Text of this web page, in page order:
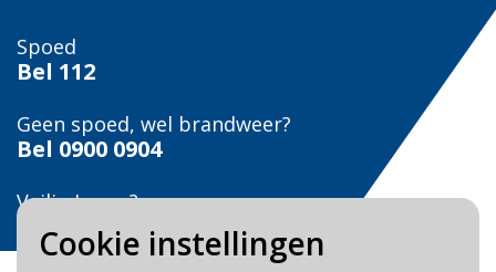
Cookie instellingen
Spoed
Bel 112
Geen spoed, wel brandweer?
Bel 0900 0904
Veilig Leven?
Bel 0900-8387